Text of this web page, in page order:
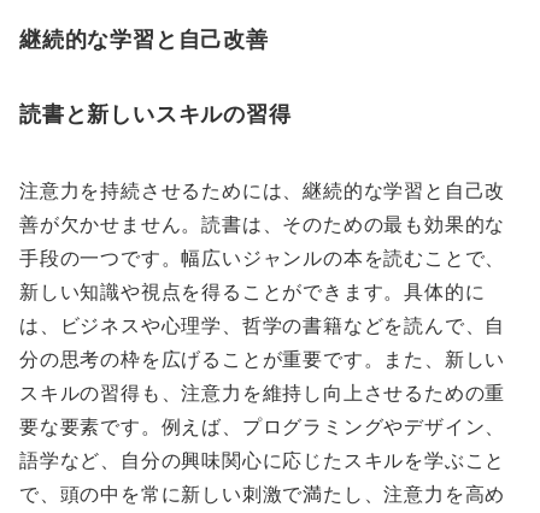
継続的な学習と自己改善
読書と新しいスキルの習得
注意力を持続させるためには、継続的な学習と自己改
善が欠かせません。読書は、そのための最も効果的な
手段の一つです。幅広いジャンルの本を読むことで、
新しい知識や視点を得ることができます。具体的に
は、ビジネスや心理学、哲学の書籍などを読んで、自
分の思考の枠を広げることが重要です。また、新しい
スキルの習得も、注意力を維持し向上させるための重
要な要素です。例えば、プログラミングやデザイン、
語学など、自分の興味関心に応じたスキルを学ぶこと
で、頭の中を常に新しい刺激で満たし、注意力を高め